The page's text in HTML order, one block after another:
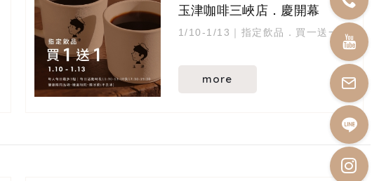
玉津咖啡三峽店．慶開幕
1/10-1/13｜指定飲品．買一送一
more